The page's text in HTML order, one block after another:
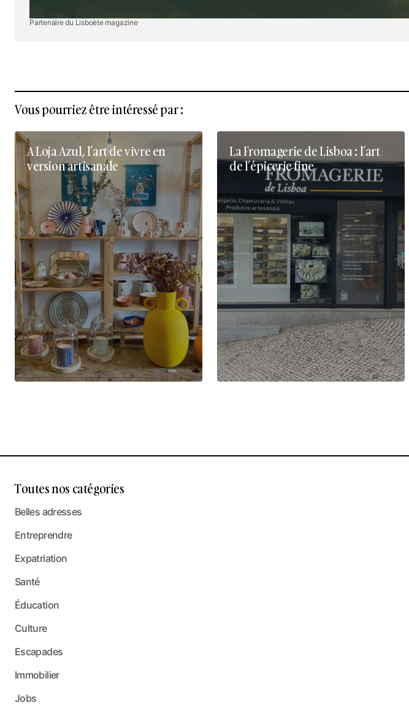
Partenaire du Lisboète magazine
Vous pourriez être intéressé par :
A Loja Azul, l’art de vivre en
version artisanale
La Fromagerie de Lisboa : l’art
de l’épicerie fine
Toutes nos catégories
Belles adresses
Entreprendre
Expatriation
Santé
Éducation
Culture
Escapades
Immobilier
Jobs